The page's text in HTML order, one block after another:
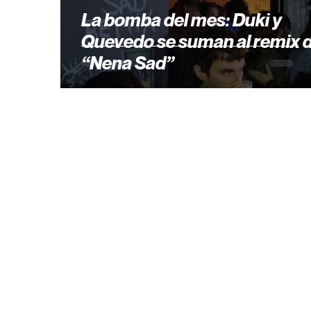
La bomba del mes: Duki y
Quevedo se suman al remix
“Nena Sad”